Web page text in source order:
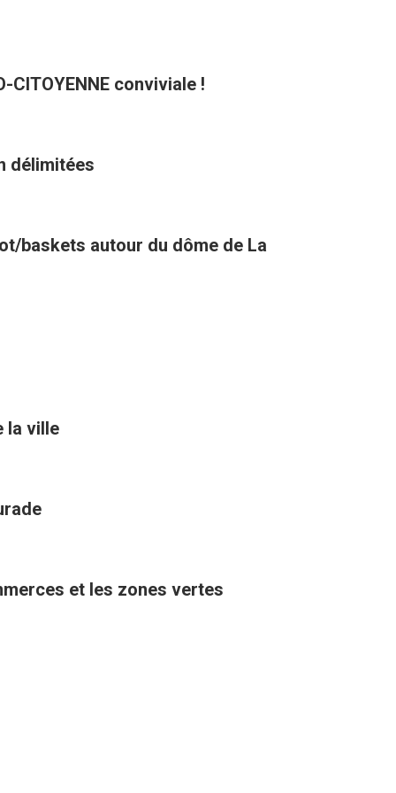
CITOYENNE conviviale !
délimitées
baskets autour du dôme de La
la ville
et les zones vertes